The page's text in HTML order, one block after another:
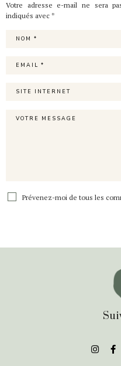
Votre adresse e-mail ne sera
indiqués avec *
Prévenez-moi de tous les